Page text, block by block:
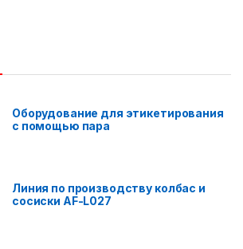
Оборудование для этикетирования
с помощью пара
Линия по производству колбас и
сосиски AF-L027